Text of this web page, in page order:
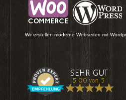
Wir erstellen moderne Webseiten mit